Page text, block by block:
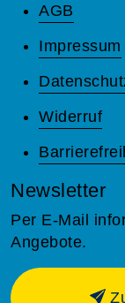
AGB
Impressum
Widerruf
Newsletter
Per E-Mail
Angebote.